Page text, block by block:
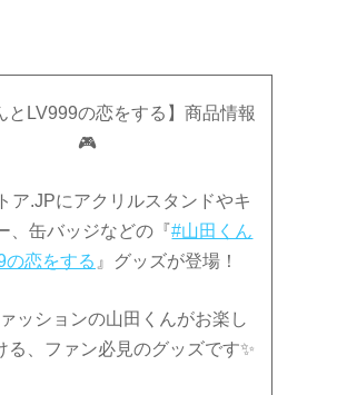
とLV999の恋をする】商品情報
🎮
ア.JPにアクリルスタンドやキ
、缶バッジなどの『#山田くん
の恋をする 』グッズが登場！
ッションの山田くんがお楽し
る、ファン必見のグッズです✨